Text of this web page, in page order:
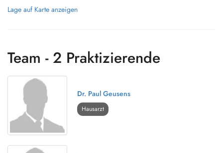
Lage auf Karte anzeigen
Team - 2 Praktizierende
Dr. Paul Geusens
Hausarzt